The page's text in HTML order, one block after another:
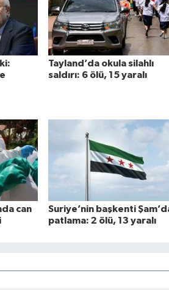
Tayland’da okula silahlı
saldırı: 6 ölü, 15 yaralı
can
Suriye’nin başkenti
patlama: 2 ölü, 13 yaralı